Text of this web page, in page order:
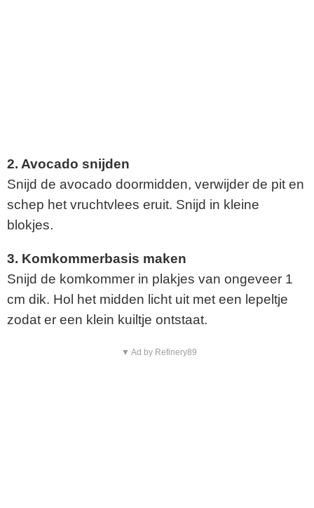
2. Avocado snijden
Snijd de avocado doormidden, verwijder de pit en
schep het vruchtvlees eruit. Snijd in kleine
blokjes.
3. Komkommerbasis maken
Snijd de komkommer in plakjes van ongeveer 1
cm dik. Hol het midden licht uit met een lepeltje
zodat er een klein kuiltje ontstaat.
▼ Ad by Refinery89